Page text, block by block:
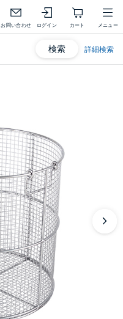
お問い合わせ ログイン カート メニュー
検索 詳細検索